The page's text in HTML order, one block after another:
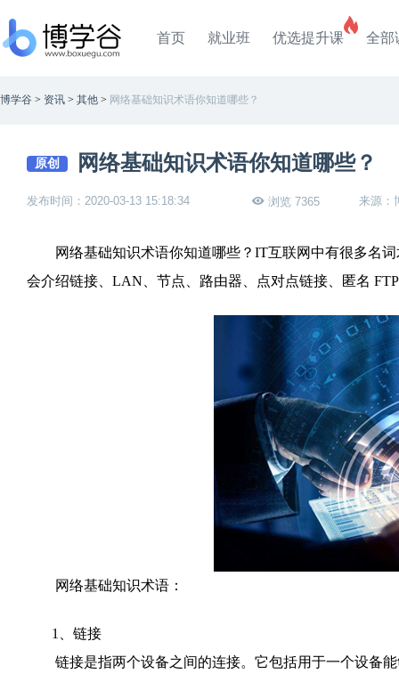
首页 就业班 优选提升课 全部
博学谷 > 资讯 > 其他 > 网络基础知识术语你知道哪些？
原创 网络基础知识术语你知道哪些？
发布时间：2020-03-13 15:18:34 浏览 7365 来源：
网络基础知识术语你知道哪些？IT互联网中有很多名词
会介绍链接、LAN、节点、路由器、点对点链接、匿名
网络基础知识术语：
1、链接
链接是指两个设备之间的连接。它包括用于一个设备能